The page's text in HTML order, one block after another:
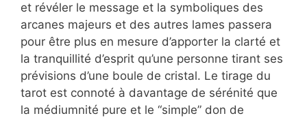
et révéler le message et la symboliques des
arcanes majeurs et des autres lames passera
pour être plus en mesure d’apporter la clarté et
la tranquillité d’esprit qu’une personne tirant ses
prévisions d’une boule de cristal. Le tirage du
tarot est connoté à davantage de sérénité que
la médiumnité pure et le “simple” don de